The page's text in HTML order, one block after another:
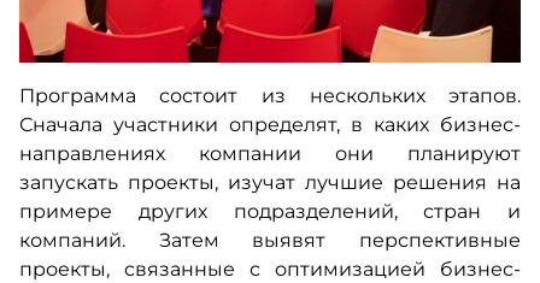
Программа состоит из нескольких этапов.
Сначала участники определят, в каких бизнес-
направлениях компании они планируют
запускать проекты, изучат лучшие решения на
примере других подразделений, стран и
компаний. Затем выявят перспективные
проекты, связанные с оптимизацией бизнес-